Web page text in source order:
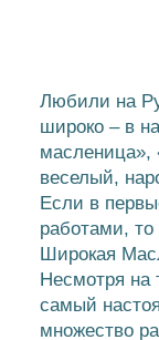
Любили на
широко – в
веселый,
Если в
работами, то
Широкая
Несмотря на
самый
множество